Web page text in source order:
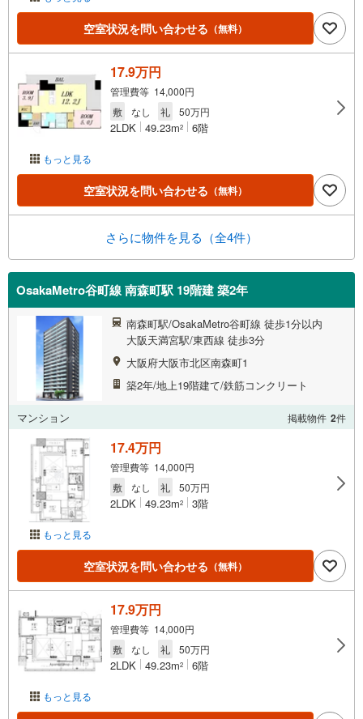
空室状況を問い合わせる （無料）
もっと見る
17.9万円
管理費等 14,000円
敷
なし 礼 50万円
2LDK 49.23m2 6階
空室状況を問い合わせる （無料）
さらに物件を見る（全4件）
OsakaMetro谷町線 南森町駅 19階建 築2年
南森町駅/OsakaMetro谷町線 徒歩1分以内
大阪天満宮駅/東西線 徒歩3分
大阪府大阪市北区南森町1
築2年/地上19階建て/鉄筋コンクリート
マンション 掲載物件 2件
もっと見る
17.4万円
管理費等 14,000円
敷
なし 礼 50万円
2LDK 49.23m2 3階
空室状況を問い合わせる （無料）
もっと見る
17.9万円
管理費等 14,000円
敷
なし 礼 50万円
2LDK 49.23m2 6階